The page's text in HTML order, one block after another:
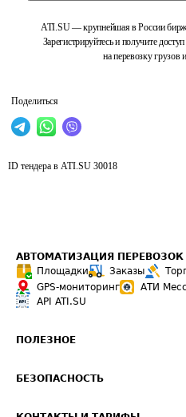
ATI.SU — крупнейшая в России
Зарегистрируйтесь и получите
на перевозку грузов
Поделиться
ID тендера в ATI.SU 30018
АВТОМАТИЗАЦИЯ ПЕРЕВОЗОК
Площадки
Заказы
GPS-мониторинг
АТИ
API ATI.SU
ПОЛЕЗНОЕ
Звезды ATI.SU на вашем сайте
БЕЗОПАСНОСТЬ